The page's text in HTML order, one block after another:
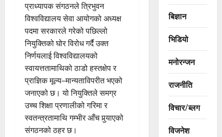
प्राध्यापक संगठनले त्रिभुवन
विश्वविद्यालय सेवा आयोगको अध्यक्ष
पदमा सरकारले गरेको पछिल्लो
नियुक्तिको घोर विरोध गर्दै उक्त
निर्णयलाई विश्वविद्यालयको
स्वायत्ततामाथिको ठाडो हस्तक्षेप र
प्राज्ञिक मूल्य–मान्यताविपरीत भएको
जनाएको छ। यो नियुक्तिले समग्र
उच्च शिक्षा प्रणालीको गरिमा र
स्वतन्त्रतामाथि गम्भीर आँच पुर्‍याएको
संगठनको ठहर छ।
बिज्ञान
भिडियो
मनोरन्जन
राजनीति
विचार/ब्लग
विजनेश